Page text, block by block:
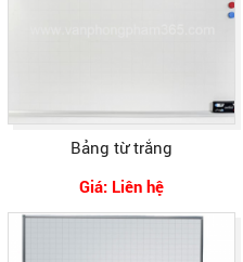
Bảng từ trắng
Giá: Liên hệ